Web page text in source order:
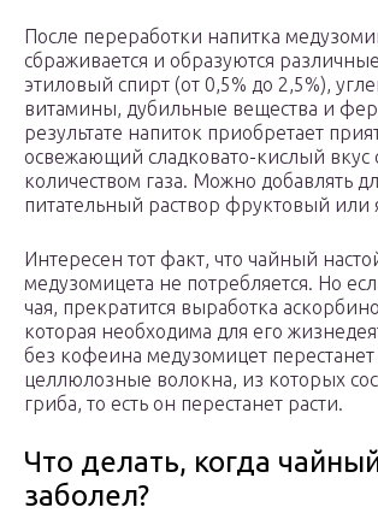
После переработки напитка
сбраживается и образуются
этиловый спирт (от 0,5% до 2,5%),
витамины, дубильные вещества и
результате напиток приобретает
освежающий сладковато-кислый
количеством газа. Можно добавлять
питательный раствор фруктовый или
Интересен тот факт, что чайный
медузомицета не потребляется. Но
чая, прекратится выработка
которая необходима для его
без кофеина медузомицет
целлюлозные волокна, из которых
гриба, то есть он перестанет расти.
Что делать, когда
заболел?